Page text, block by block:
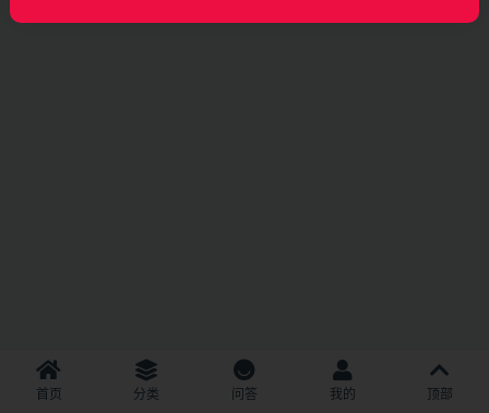
首页 分类 问答 我的 顶部